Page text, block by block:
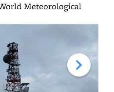
Meteorological